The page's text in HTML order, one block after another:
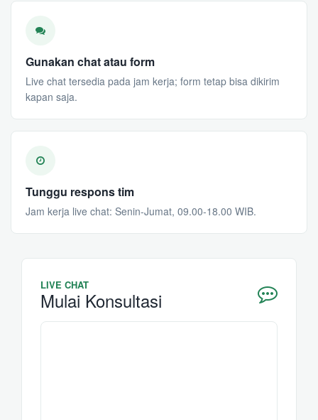
Gunakan chat atau form
Live chat tersedia pada jam kerja; form tetap bisa dikirim
kapan saja.
Tunggu respons tim
Jam kerja live chat: Senin-Jumat, 09.00-18.00 WIB.
LIVE CHAT
Mulai Konsultasi